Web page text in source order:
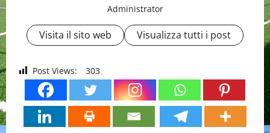
Administrator
Visita il sito web Visualizza tutti i post
Post Views: 303